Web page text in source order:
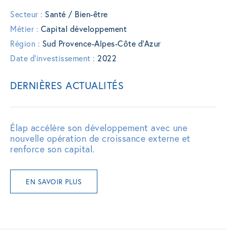
Secteur : Santé / Bien-être
Métier : Capital développement
Région : Sud Provence-Alpes-Côte d’Azur
Date d'investissement : 2022
DERNIÈRES ACTUALITÉS
Élap accélère son développement avec une
nouvelle opération de croissance externe et
renforce son capital.
EN SAVOIR PLUS